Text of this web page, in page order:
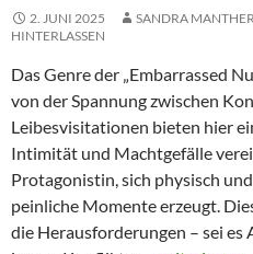
2. JUNI 2025 SANDRA MANTHER
HINTERLASSEN
Das Genre der „Embarrassed
von der Spannung zwischen
Leibesvisitationen bieten hier
Intimität und Machtgefälle
Protagonistin, sich physisch
peinliche Momente erzeugt.
die Herausforderungen – sei